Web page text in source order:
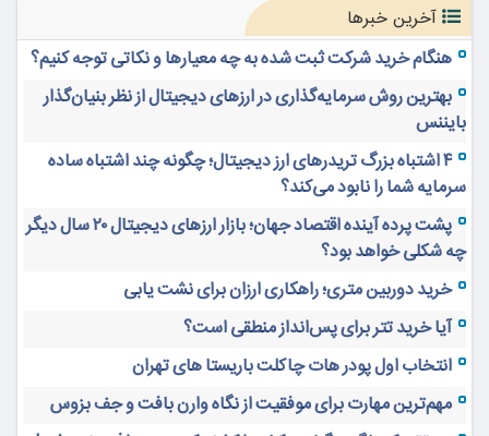
آخرین خبرها
هنگام خرید شرکت ثبت شده به چه معیارها و نکاتی توجه کنیم؟
بهترین روش سرمایه‌گذاری در ارزهای دیجیتال از نظر بنیان‌گذار
بایننس
۴ اشتباه بزرگ تریدرهای ارز دیجیتال؛ چگونه چند اشتباه ساده
سرمایه شما را نابود می‌کند؟
پشت پرده آینده اقتصاد جهان؛ بازار ارزهای دیجیتال ۲۰ سال دیگر
چه شکلی خواهد بود؟
خرید دوربین متری؛ راهکاری ارزان برای نشت یابی
آیا خرید تتر برای پس‌انداز منطقی است؟
انتخاب اول پودر هات چاکلت باریستا های تهران
مهم‌ترین مهارت برای موفقیت از نگاه وارن بافت و جف بزوس